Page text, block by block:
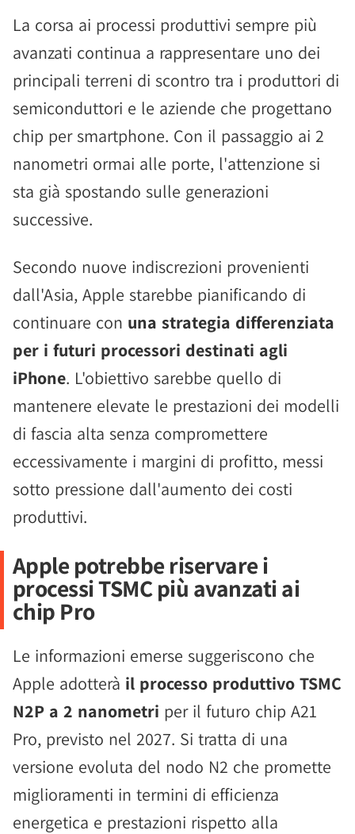
La corsa ai processi produttivi sempre più
avanzati continua a rappresentare uno dei
principali terreni di scontro tra i produttori di
semiconduttori e le aziende che progettano
chip per smartphone. Con il passaggio ai 2
nanometri ormai alle porte, l'attenzione si
sta già spostando sulle generazioni
successive.
Secondo nuove indiscrezioni provenienti
dall'Asia, Apple starebbe pianificando di
continuare con una strategia differenziata
per i futuri processori destinati agli
iPhone. L'obiettivo sarebbe quello di
mantenere elevate le prestazioni dei modelli
di fascia alta senza compromettere
eccessivamente i margini di profitto, messi
sotto pressione dall'aumento dei costi
produttivi.
Apple potrebbe riservare i
processi TSMC più avanzati ai
chip Pro
Le informazioni emerse suggeriscono che
Apple adotterà il processo produttivo TSMC
N2P a 2 nanometri per il futuro chip A21
Pro, previsto nel 2027. Si tratta di una
versione evoluta del nodo N2 che promette
miglioramenti in termini di efficienza
energetica e prestazioni rispetto alla